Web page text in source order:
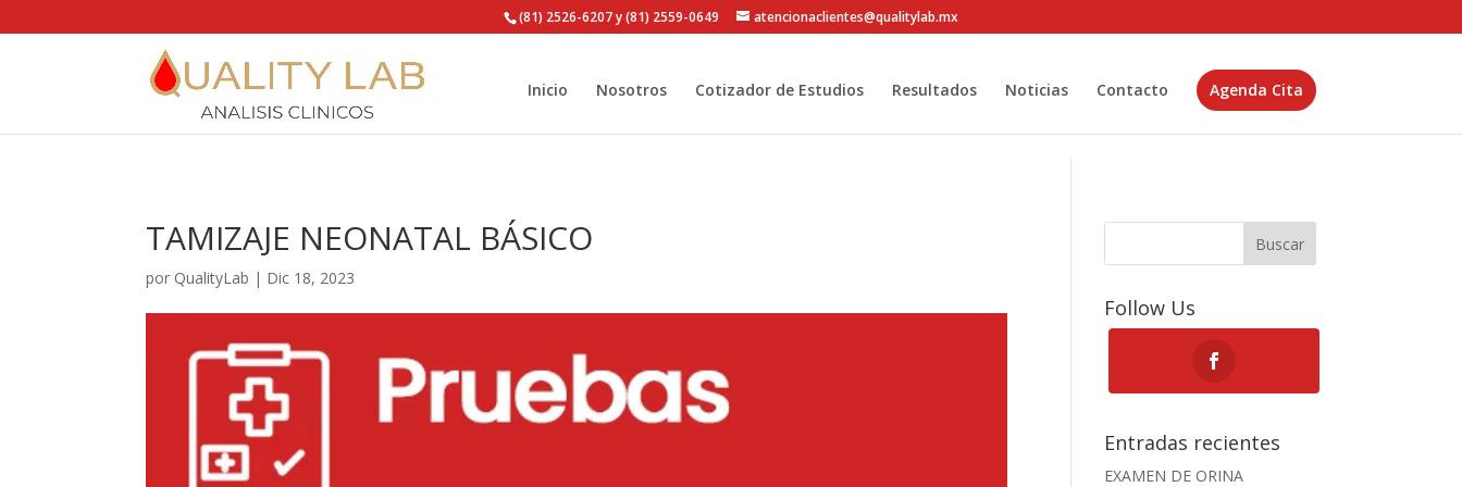
(81) 2526-6207 y (81) 2559-0649 atencionaclientes@qualitylab.mx
Inicio Nosotros Cotizador de Estudios Resultados Noticias Contacto Agenda Cita
TAMIZAJE NEONATAL BÁSICO
por QualityLab | Dic 18, 2023
Buscar
Follow Us
Entradas recientes
EXAMEN DE ORINA